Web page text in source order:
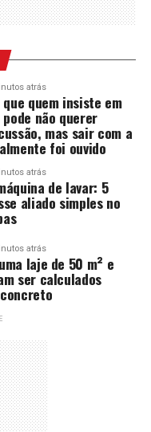
atrás
quem insiste em
não querer
mas sair com a
foi ouvido
atrás
de lavar: 5
aliado simples no
atrás
laje de 50 m² e
ser calculados